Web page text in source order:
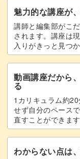
モチーフをよりぷ
グリッターが浮き
に仕上がります◎
今回はベースにマ
滑らかな光の輝き
よ。
魅力的な講座が
講師と編集部がこ
されます。講座は
入りがきっと見つか
動画講座だから
る
1カリキュラム約
せず自分のペース
直すことができます
わからない点は